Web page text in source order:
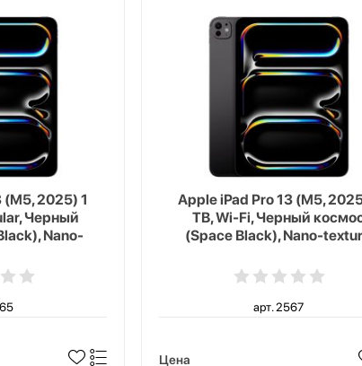
(M5, 2025) 1
Черный
Nano-
Apple iPad Pro 13 (M5,
TB, Wi-Fi, Черный
(Space Black), Nano-
арт. 2567
Цена